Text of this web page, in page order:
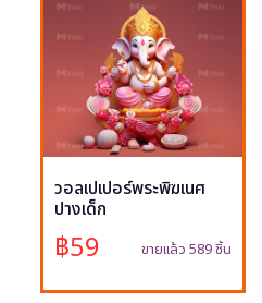
วอลเปเปอร์พระพิฆเนศ
ปางเด็ก
฿59 ขายแล้ว 589 ชิ้น